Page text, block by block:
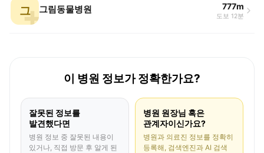
그 그림동물병원 777m
도보 12분
이 병원 정보가 정확한가요?
잘못된 정보를
발견했다면
병원 정보 중 잘못된 내용이
있거나, 직접 방문 후 알게 된
병원 원장님 혹은
관계자이신가요?
병원과 의료진 정보를 정확히
등록해, 검색엔진과 AI 검색